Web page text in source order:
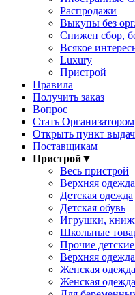
Распродажи
Выкупы без
Снижен сбор,
Всякое
Luxury
Пристрой
Правила
Получить заказ
Вопрос
Стать Организатором
Открыть пункт
Поставщикам
Пристрой▼
Весь пристрой
Верхняя
Детская одежда
Детская обувь
Игрушки,
Школьные
Прочие
Верхняя
Женская одежда
Женская